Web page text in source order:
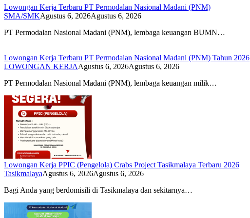
Lowongan Kerja Terbaru PT Permodalan Nasional Madani (PNM)
SMA/SMKAgustus 6, 2026Agustus 6, 2026
PT Permodalan Nasional Madani (PNM), lembaga keuangan BUMN…
Lowongan Kerja Terbaru PT Permodalan Nasional Madani (PNM) Tahun 2026
LOWONGAN KERJAAgustus 6, 2026Agustus 6, 2026
PT Permodalan Nasional Madani (PNM), lembaga keuangan milik…
Lowongan Kerja PPIC (Pengelola) Crabs Project Tasikmalaya Terbaru 2026
TasikmalayaAgustus 6, 2026Agustus 6, 2026
Bagi Anda yang berdomisili di Tasikmalaya dan sekitarnya…